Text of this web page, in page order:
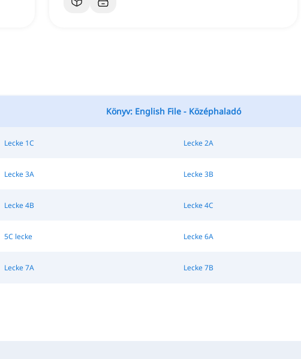
Könyv: English File - Középhaladó
Lecke 1C Lecke 2A
Lecke 3A Lecke 3B
Lecke 4B Lecke 4C
5C lecke Lecke 6A
Lecke 7A Lecke 7B